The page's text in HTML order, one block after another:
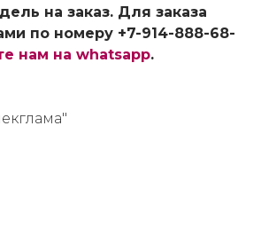
на заказ. Для заказа
по номеру +7-914-888-68-
нам на whatsapp.